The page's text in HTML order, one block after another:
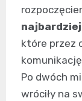
które przez
Po dwóch
wróciły na